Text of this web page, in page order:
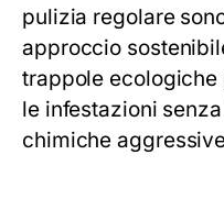
pulizia regolare
approccio
trappole
le infestazioni
chimiche